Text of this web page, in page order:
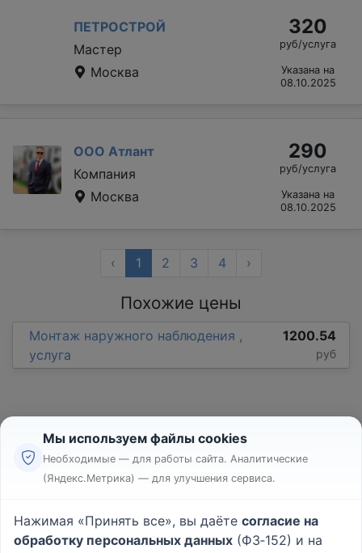
ПЕТРОСТРОЙ
Мастер
Москва
320
руб/услуга
Указана на
08.10.2025
ООО Атлант
Компания
Москва
290
руб/услуга
Указана на
08.10.2025
‹ 1 2 3 4 ›
Похожие цены
Монтаж наружного наблюдения ,
услуга
1200.54
руб
Реклама
Пользовательское соглашение
Политика конфиденциальности
Мы используем файлы cookies
Необходимые — для работы сайта. Аналитические
(Яндекс.Метрика) — для улучшения сервиса.
Нажимая «Принять все», вы даёте согласие на
обработку персональных данных (ФЗ‑152) и на